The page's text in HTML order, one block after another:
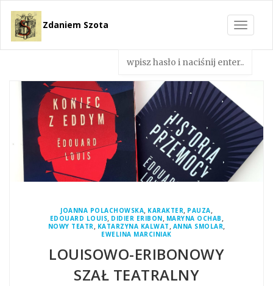
Toggle
Zdaniem Szota
JOANNA POLACHOWSKA, KARAKTER, PAUZA,
EDOUARD LOUIS, DIDIER ERIBON, MARYNA OCHAB ,
NOWY TEATR, KATARZYNA KALWAT , ANNA SMOLAR,
EWELINA MARCINIAK
LOUISOWO-ERIBONOWY
SZAŁ TEATRALNY